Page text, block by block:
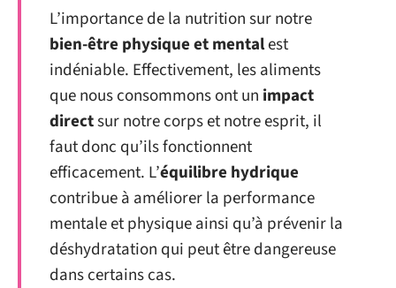
L’importance de la nutrition sur notre
bien-être physique et mentalest
indéniable. Effectivement, les aliments
que nous consommons ont un impact
directsur notre corps et notre esprit, il
faut donc qu’ils fonctionnent
efficacement. L’équilibre hydrique
contribue à améliorer la performance
mentale et physique ainsi qu’à prévenir la
déshydratation qui peut être dangereuse
dans certains cas.